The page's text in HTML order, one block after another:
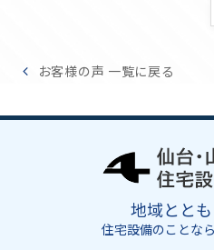
お客様の声 一覧に戻る
地域とと
住宅設備のことな